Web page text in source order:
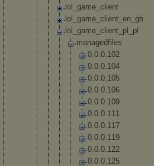
lo
game _c lient
lo
game _c lient_ en _gb
lo
game _c lient_ pl _p
managedfi es
0.0.0.102
0.0.0.104
0.0.0.105
0.0.0.106
0.0.0.109
0.0.0.111
0.0.0.117
0.0.0.119
0.0.0.122
0.0.0.125